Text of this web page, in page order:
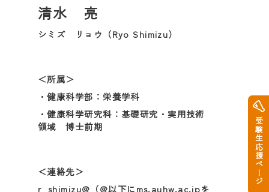
清水 亮
シミズ リョウ（Ryo Shimizu）
＜所属＞
・健康科学部：栄養学科
・健康科学研究科：基礎研究・実用技術
領域 博士前期
＜連絡先＞
r_shimizu@（@以下にms.auhw.ac.jpを
受験生応援ページ